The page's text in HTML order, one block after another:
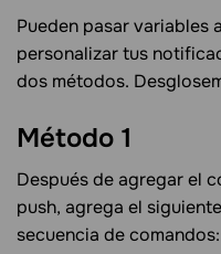
Pueden pasar variables
personalizar tus
dos métodos.
Método 1
Después de agregar el
push, agrega el
secuencia de comandos: